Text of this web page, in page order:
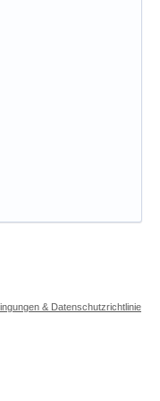
& Datenschutzrichtlinie